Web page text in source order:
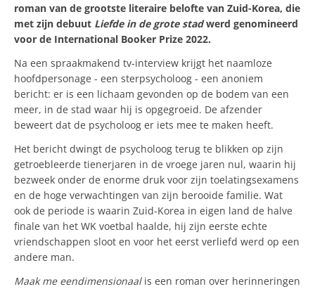
roman van de grootste literaire belofte van Zuid-Korea, die
met zijn debuut Liefde in de grote stadwerd genomineerd
voor de International Booker Prize 2022.
Na een spraakmakend tv-interview krijgt het naamloze
hoofdpersonage - een sterpsycholoog - een anoniem
bericht: er is een lichaam gevonden op de bodem van een
meer, in de stad waar hij is opgegroeid. De afzender
beweert dat de psycholoog er iets mee te maken heeft.
Het bericht dwingt de psycholoog terug te blikken op zijn
getroebleerde tienerjaren in de vroege jaren nul, waarin hij
bezweek onder de enorme druk voor zijn toelatingsexamens
en de hoge verwachtingen van zijn berooide familie. Wat
ook de periode is waarin Zuid-Korea in eigen land de halve
finale van het WK voetbal haalde, hij zijn eerste echte
vriendschappen sloot en voor het eerst verliefd werd op een
andere man.
Maak me eendimensionaalis een roman over herinneringen